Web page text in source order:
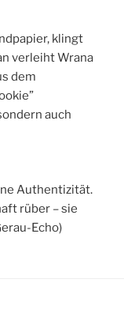
klingt
verleiht Wrana
dem
auch
Authentizität.
rüber – sie
Echo)